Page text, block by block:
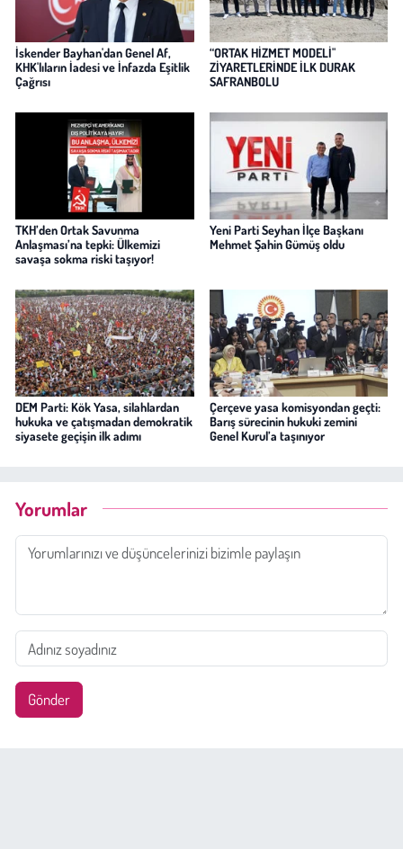
İskender Bayhan'dan Genel Af,
KHK'lıların İadesi ve İnfazda Eşitlik
Çağrısı
“ORTAK HİZMET MODELİ"
ZİYARETLERİNDE İLK DURAK
SAFRANBOLU
TKH’den Ortak Savunma
Anlaşması’na tepki: Ülkemizi
savaşa sokma riski taşıyor!
Yeni Parti Seyhan İlçe Başkanı
Mehmet Şahin Gümüş oldu
DEM Parti: Kök Yasa, silahlardan
hukuka ve çatışmadan demokratik
siyasete geçişin ilk adımı
Çerçeve yasa komisyondan geçti:
Barış sürecinin hukuki zemini
Genel Kurul’a taşınıyor
Yorumlar
Gönder